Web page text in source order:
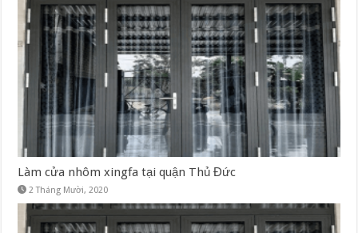
Làm cửa nhôm xingfa tại quận Thủ Đức
2 Tháng Mười, 2020